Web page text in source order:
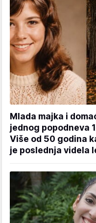
Mlada majka i
jednog popodneva
Više od 50 godina
je poslednja videla